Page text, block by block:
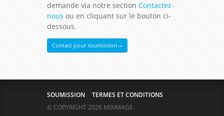
demande via notre section Contactez-
nous ou en cliquant sur le bouton ci-
dessous.
Contact pour soumission→
SOUMISSION
TERMES ET CONDITIONS
© COPYRIGHT 2026 MIXIMAGE